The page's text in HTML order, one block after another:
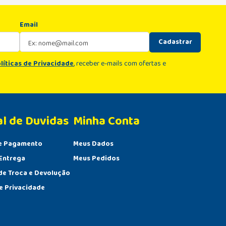
Email
Cadastrar
de Privacidade, receber e-mails com ofertas e
de Duvidas
Pagamento
Troca e Devolução
Privacidade
Minha Conta
Meus Dados
Meus Pedidos